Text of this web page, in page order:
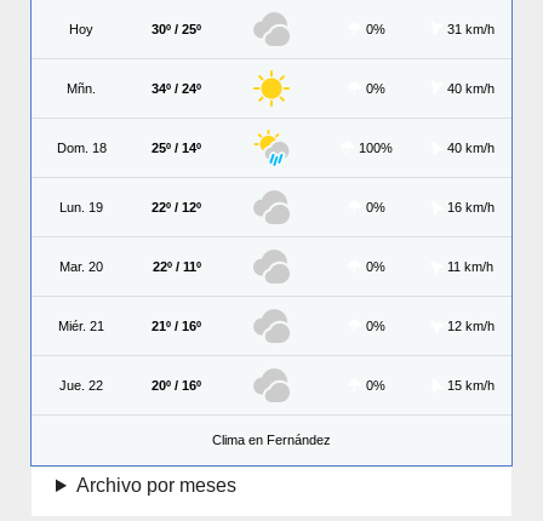
Hoy 30º / 25º 0% 31 km/h
Mñn. 34º / 24º 0% 40 km/h
Dom. 18 25º / 14º 100% 40 km/h
Lun. 19 22º / 12º 0% 16 km/h
Mar. 20 22º / 11º 0% 11 km/h
Miér. 21 21º / 16º 0% 12 km/h
Jue. 22 20º / 16º 0% 15 km/h
Clima en Fernández
Archivo por meses